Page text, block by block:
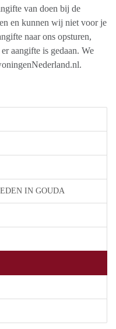
IN GOUDA
van doen bij de
en kunnen wij niet voor je
naar ons opsturen,
aangifte is gedaan. We